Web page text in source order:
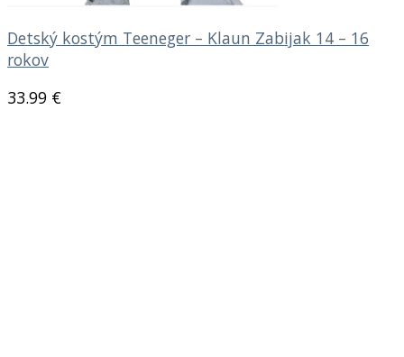
Detský kostým Teeneger – Klaun Zabijak 14 – 16
rokov
33.99 €